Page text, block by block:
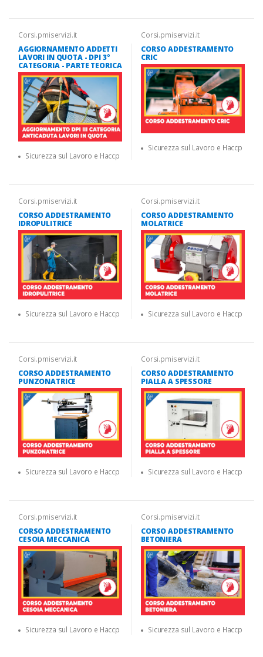
Corsi.pmiservizi.it
AGGIORNAMENTO ADDETTI
LAVORI IN QUOTA - DPI 3°
CATEGORIA - PARTE TEORICA
Sicurezza sul Lavoro e Haccp
Corsi.pmiservizi.it
CORSO ADDESTRAMENTO
CRIC
Sicurezza sul Lavoro e Haccp
Corsi.pmiservizi.it
CORSO ADDESTRAMENTO
IDROPULITRICE
Sicurezza sul Lavoro e Haccp
Corsi.pmiservizi.it
CORSO ADDESTRAMENTO
MOLATRICE
Sicurezza sul Lavoro e Haccp
Corsi.pmiservizi.it
CORSO ADDESTRAMENTO
PUNZONATRICE
Sicurezza sul Lavoro e Haccp
Corsi.pmiservizi.it
CORSO ADDESTRAMENTO
PIALLA A SPESSORE
Sicurezza sul Lavoro e Haccp
Corsi.pmiservizi.it
CORSO ADDESTRAMENTO
CESOIA MECCANICA
Sicurezza sul Lavoro e Haccp
Corsi.pmiservizi.it
CORSO ADDESTRAMENTO
BETONIERA
Sicurezza sul Lavoro e Haccp